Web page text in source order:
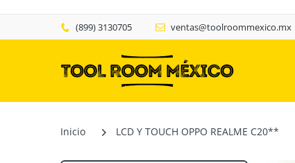
(899) 3130705 ventas@toolroommexico.mx
Inicio LCD Y TOUCH OPPO REALME C20**